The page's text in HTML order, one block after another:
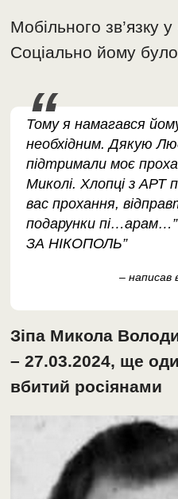
Мобільного зв’язку
Соціально йому
Тому я намагався
необхідним. Дякую
підтримали моє
Миколі. Хлопці з АРТ
вас прохання,
подарунки
ЗА НІКОПОЛЬ”
– написав
Зіпа Микола
– 27.03.2024, ще
вбитий росіянами